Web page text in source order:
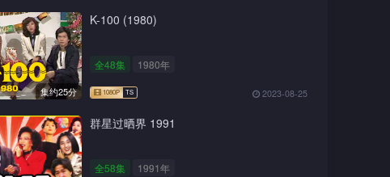
集约25分
K-100 (1980)
全48集 1980年
2023-08-25
群星过晒界 1991
全58集 1991年